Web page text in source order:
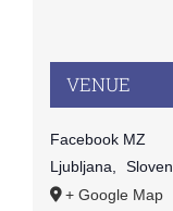
VENUE
Facebook MZ
Ljubljana
+ Google Map